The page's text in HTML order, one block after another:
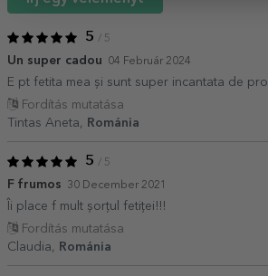
5 / 5
Un super cadou 04 Február 2024
E pt fetita mea și sunt super incantata de
Fordítás mutatása
Tintas Aneta,
Románia
5 / 5
F frumos 30 December 2021
Îi place f mult șorțul fetiței!!!
Fordítás mutatása
Claudia,
Románia